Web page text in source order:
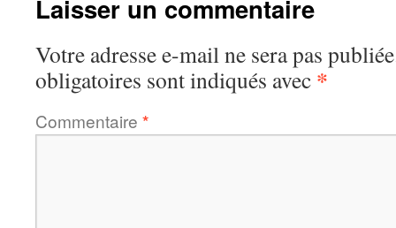
Laisser un commentaire
Votre adresse e-mail ne sera pas
obligatoires sont indiqués avec *
Commentaire *